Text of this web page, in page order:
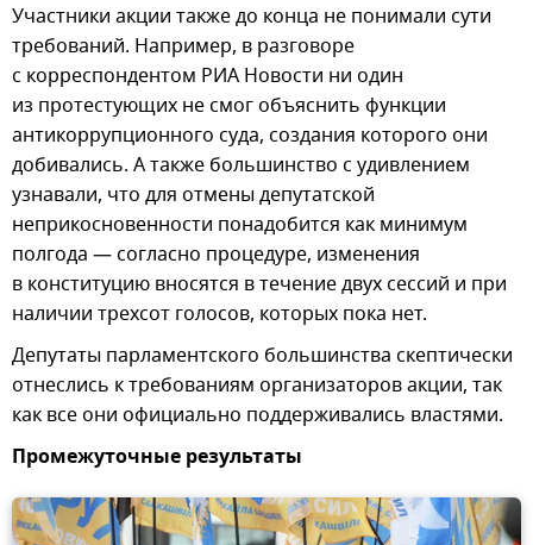
Участники акции также до конца не понимали сути
требований. Например, в разговоре
с корреспондентом РИА Новости ни один
из протестующих не смог объяснить функции
антикоррупционного суда, создания которого они
добивались. А также большинство с удивлением
узнавали, что для отмены депутатской
неприкосновенности понадобится как минимум
полгода — согласно процедуре, изменения
в конституцию вносятся в течение двух сессий и при
наличии трехсот голосов, которых пока нет.
Депутаты парламентского большинства скептически
отнеслись к требованиям организаторов акции, так
как все они официально поддерживались властями.
Промежуточные результаты